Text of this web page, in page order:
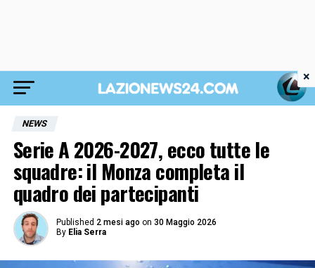
NEWS
Serie A 2026-2027, ecco tutte le
squadre: il Monza completa il
quadro dei partecipanti
Published 2 mesi ago on 30 Maggio 2026
By Elia Serra
×